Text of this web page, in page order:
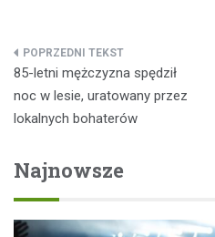
Nawigacja
wpisu
85-letni mężczyzna spędził
noc w lesie, uratowany przez
lokalnych bohaterów
Najnowsze